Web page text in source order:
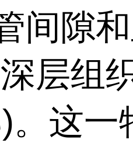
间隙
层组
。这一